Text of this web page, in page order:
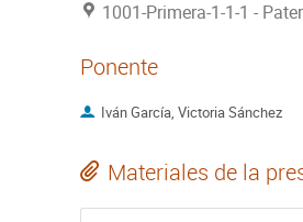
1001-Primera-1-1-1 -
Ponente
Iván García, Victoria Sánchez
Materiales de la